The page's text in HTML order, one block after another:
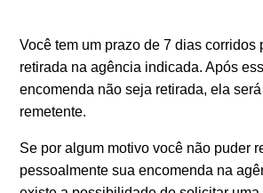
Você tem um prazo de 7 dias corridos
retirada na agência indicada. Após
encomenda não seja retirada, ela
remetente.
Se por algum motivo você não puder
pessoalmente sua encomenda na